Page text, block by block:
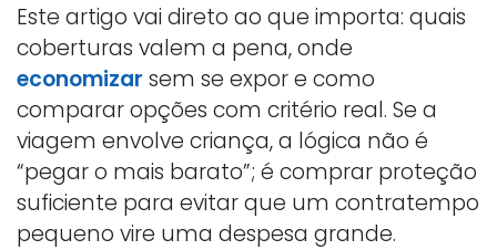
Este artigo vai direto ao que importa: quais
coberturas valem a pena, onde
economizar sem se expor e como
comparar opções com critério real. Se a
viagem envolve criança, a lógica não é
“pegar o mais barato”; é comprar proteção
suficiente para evitar que um contratempo
pequeno vire uma despesa grande.